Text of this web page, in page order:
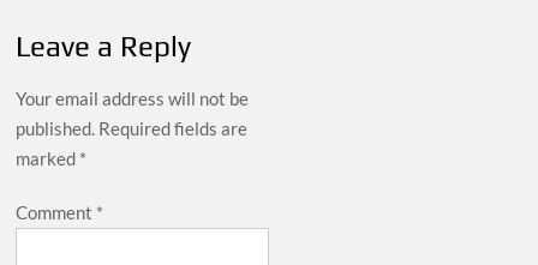
Leave a Reply
Your email address will not be
published. Required fields are
marked *
Comment *